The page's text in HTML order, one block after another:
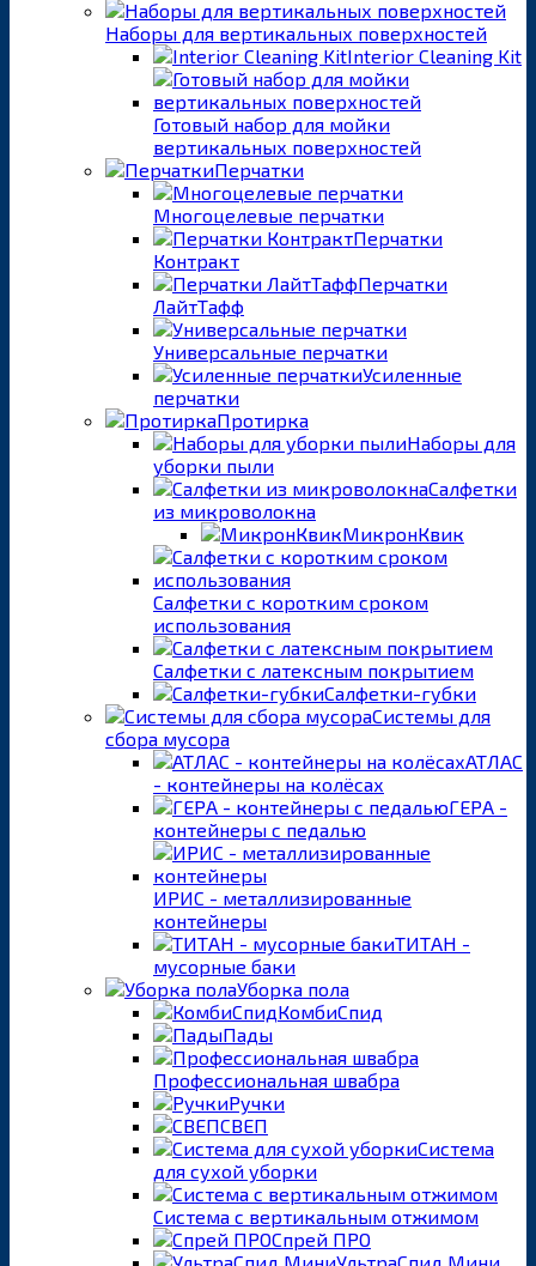
Наборы для вертикальных поверхностей
Interior Cleaning Kit
Готовый набор для мойки
вертикальных поверхностей
Перчатки
Многоцелевые перчатки
Перчатки
Контракт
Перчатки
ЛайтТафф
Универсальные перчатки
Усиленные
перчатки
Протирка
Наборы для
уборки пыли
Салфетки
из микроволокна
МикронКвик
Салфетки с коротким сроком
использования
Салфетки с латексным покрытием
Салфетки-губки
Системы для
сбора мусора
АТЛАС
- контейнеры на колёсах
ГЕРА -
контейнеры с педалью
ИРИС - металлизированные
контейнеры
ТИТАН -
мусорные баки
Уборка пола
КомбиСпид
Пады
Профессиональная швабра
Ручки
СВЕП
Система
для сухой уборки
Система с вертикальным отжимом
Спрей ПРО
УльтраСпид Мини